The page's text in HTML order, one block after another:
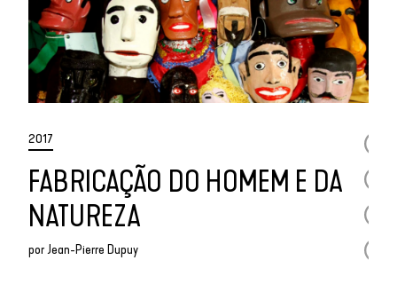
2017
FABRICAÇÃO DO HOMEM E DA
NATUREZA
porJean-Pierre Dupuy